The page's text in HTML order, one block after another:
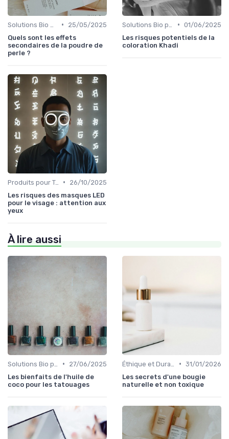
•
25/05/2025
Quels sont les effets
secondaires de la poudre de
perle ?
• 01/06/2025
Les risques potentiels de la
coloration Khadi
Produits pour Types de Peau •
26/10/2025
Les risques des masques LED
pour le visage : attention aux
yeux
À lire aussi
•
27/06/2025
Les bienfaits de l'huile de
coco pour les tatouages
• 31/01/2026
Les secrets d'une bougie
naturelle et non toxique